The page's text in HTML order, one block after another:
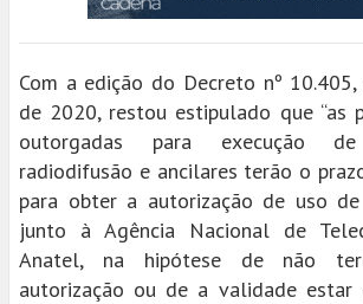
Com a edição do Decreto nº
de 2020, restou estipulado que “as
outorgadas para execução
radiodifusão e ancilares terão o
para obter a autorização de uso
junto à Agência Nacional de
Anatel, na hipótese de não
autorização ou de a validade estar